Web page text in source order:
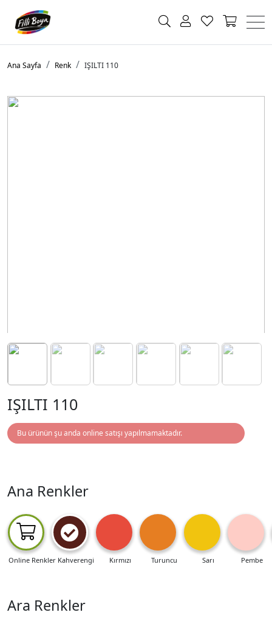
Ana Sayfa Renk IŞILTI 110
IŞILTI 110
Bu ürünün şu anda online satışı yapılmamaktadır.
Ana Renkler
Online Renkler Kahverengi Kırmızı Turuncu Sarı Pembe
Ara Renkler